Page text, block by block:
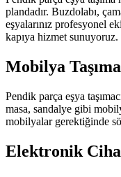
plandadır. Buzdolabı,
eşyalarınız profesyonel
kapıya hizmet sunuyoruz.
Mobilya Taşıma
Pendik parça eşya
masa, sandalye gibi
mobilyalar gerektiğinde
Elektronik